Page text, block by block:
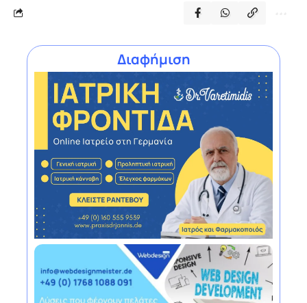
Διαφήμιση